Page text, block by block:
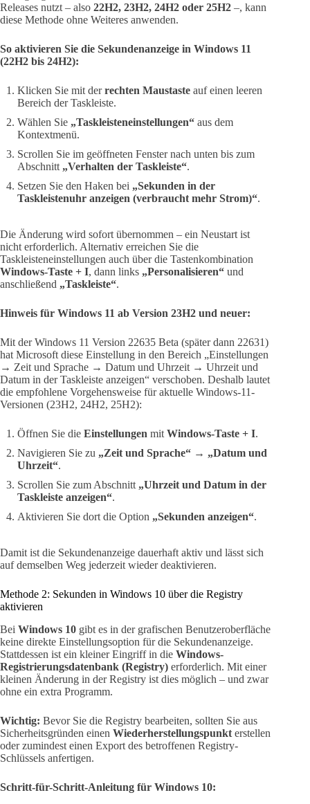
Releases nutzt – also 22H2, 23H2, 24H2 oder 25H2 –, kann
diese Methode ohne Weiteres anwenden.
So aktivieren Sie die Sekundenanzeige in Windows 11
(22H2 bis 24H2):
Klicken Sie mit derrechten Maustaste auf einen leeren
Bereich der Taskleiste.
Wählen Sie „Taskleisteneinstellungen“ aus dem
Kontextmenü.
Scrollen Sie im geöffneten Fenster nach unten bis zum
Abschnitt „Verhalten der Taskleiste“.
Setzen Sie den Haken bei „Sekunden in der
Taskleistenuhr anzeigen (verbraucht mehr Strom)“.
Die Änderung wird sofort übernommen – ein Neustart ist
nicht erforderlich. Alternativ erreichen Sie die
Taskleisteneinstellungen auch über die Tastenkombination
Windows-Taste + I, dann links „Personalisieren“ und
anschließend „Taskleiste“.
Hinweis für Windows 11 ab Version 23H2 und neuer:
Mit der Windows 11 Version 22635 Beta (später dann 22631)
hat Microsoft diese Einstellung in den Bereich „Einstellungen
→ Zeit und Sprache → Datum und Uhrzeit → Uhrzeit und
Datum in der Taskleiste anzeigen“ verschoben. Deshalb lautet
die empfohlene Vorgehensweise für aktuelle Windows-11-
Versionen (23H2, 24H2, 25H2):
Öffnen Sie die Einstellungen mit Windows-Taste + I.
Navigieren Sie zu „Zeit und Sprache“ → „Datum und
Uhrzeit“.
Scrollen Sie zum Abschnitt „Uhrzeit und Datum in der
Taskleiste anzeigen“.
Aktivieren Sie dort die Option „Sekunden anzeigen“.
Damit ist die Sekundenanzeige dauerhaft aktiv und lässt sich
auf demselben Weg jederzeit wieder deaktivieren.
Methode 2: Sekunden in Windows 10 über die Registry
aktivieren
Bei Windows 10 gibt es in der grafischen Benutzeroberfläche
keine direkte Einstellungsoption für die Sekundenanzeige.
Stattdessen ist ein kleiner Eingriff in die Windows-
Registrierungsdatenbank (Registry) erforderlich. Mit einer
kleinen Änderung in der Registry ist dies möglich – und zwar
ohne ein extra Programm.
Wichtig: Bevor Sie die Registry bearbeiten, sollten Sie aus
Sicherheitsgründen einen Wiederherstellungspunkt erstellen
oder zumindest einen Export des betroffenen Registry-
Schlüssels anfertigen.
Schritt-für-Schritt-Anleitung für Windows 10: